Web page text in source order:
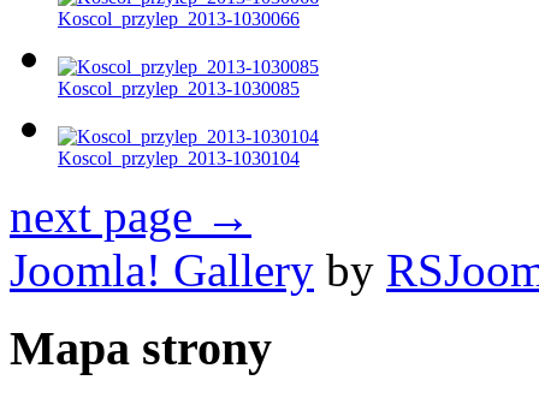
Koscol_przylep_2013-1030066
Koscol_przylep_2013-1030085
Koscol_przylep_2013-1030104
next page →
Joomla! Gallery by
Mapa strony